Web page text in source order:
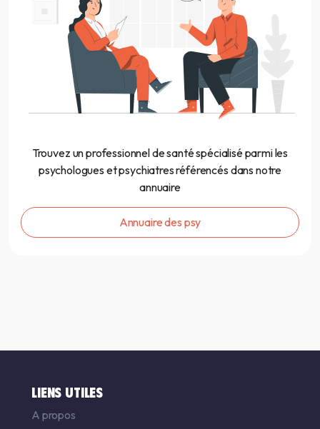
Trouvez un professionnel de santé spécialisé parmi les
psychologues et psychiatres référencés dans notre
annuaire
Annuaire des psy
LIENS UTILES
A propos